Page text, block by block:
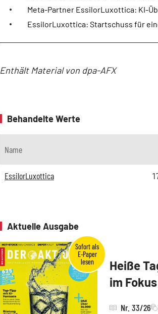
Meta-Partner EssilorLuxottica: KI-
EssilorLuxottica: Startschuss für
Enthält Material von dpa-AFX
Behandelte Werte
Name
EssilorLuxottica
Aktuelle Ausgabe
Heiße
im Fokus
Nr. 33/26